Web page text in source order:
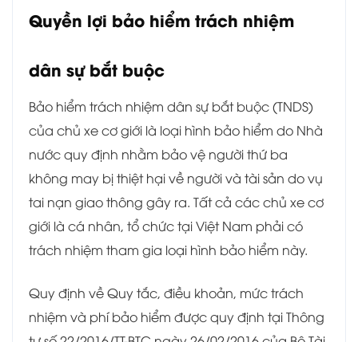
Quyền lợi bảo hiểm trách nhiệm
dân sự bắt buộc
Bảo hiểm trách nhiệm dân sự bắt buộc (TNDS)
của chủ xe cơ giới là loại hình bảo hiểm do Nhà
nước quy định nhằm bảo vệ người thứ ba
không may bị thiệt hại về người và tài sản do vụ
tai nạn giao thông gây ra. Tất cả các chủ xe cơ
giới là cá nhân, tổ chức tại Việt Nam phải có
trách nhiệm tham gia loại hình bảo hiểm này.
Quy định về Quy tắc, điều khoản, mức trách
nhiệm và phí bảo hiểm được quy định tại Thông